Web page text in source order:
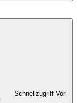
Schnellzugriff Vor-